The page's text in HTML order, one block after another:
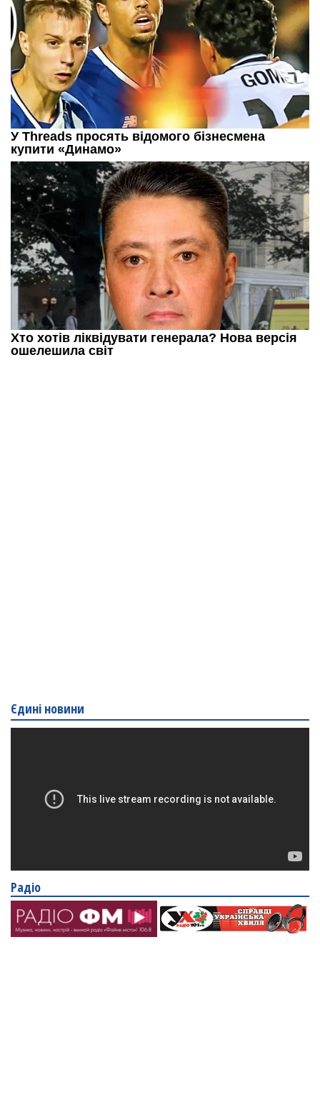
Єдині новини
Радіо